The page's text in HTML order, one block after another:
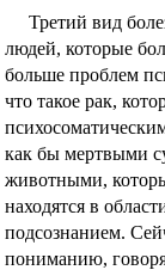
Третий вид
людей, которые
больше проблем
что такое рак,
как бы мертвыми
животными,
находятся в
подсознанием.
пониманию,